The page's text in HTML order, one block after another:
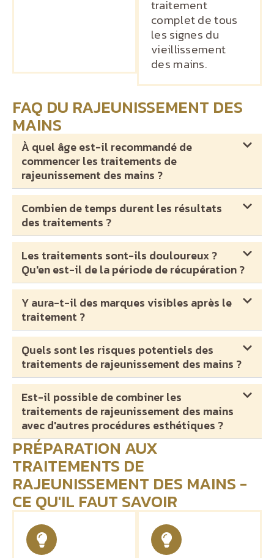
traitement
complet de tous
les signes du
vieillissement
des mains.
FAQ DU RAJEUNISSEMENT DES
MAINS
À quel âge est-il recommandé de
commencer les traitements de
rajeunissement des mains ?
Combien de temps durent les résultats
des traitements ?
Les traitements sont-ils douloureux ?
Qu'en est-il de la période de récupération ?
Y aura-t-il des marques visibles après le
traitement ?
Quels sont les risques potentiels des
traitements de rajeunissement des mains ?
Est-il possible de combiner les
traitements de rajeunissement des mains
avec d'autres procédures esthétiques ?
PRÉPARATION AUX
TRAITEMENTS DE
RAJEUNISSEMENT DES MAINS -
CE QU'IL FAUT SAVOIR